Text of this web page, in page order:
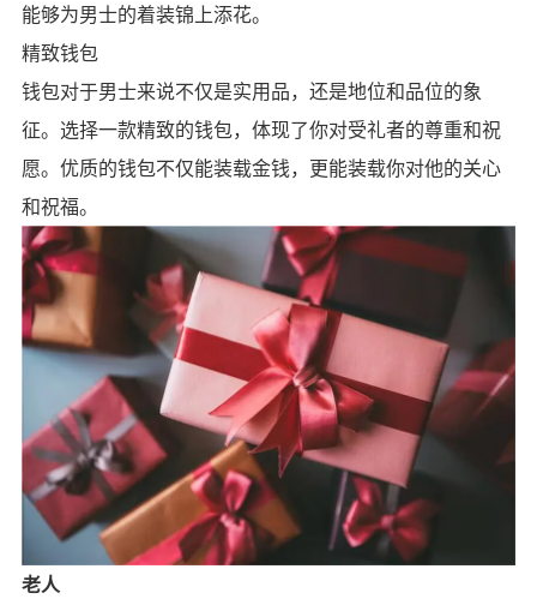
能够为男士的着装锦上添花。
精致钱包
钱包对于男士来说不仅是实用品，还是地位和品位的象
征。选择一款精致的钱包，体现了你对受礼者的尊重和祝
愿。优质的钱包不仅能装载金钱，更能装载你对他的关心
和祝福。
老人